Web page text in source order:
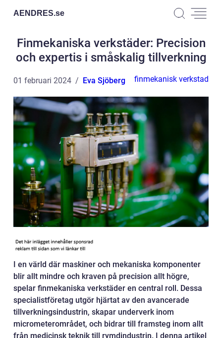
AENDRES.se
Finmekaniska verkstäder: Precision
och expertis i småskalig tillverkning
01 februari 2024 Eva Sjöberg finmekanisk verkstad
I en värld där maskiner och mekaniska komponenter
blir allt mindre och kraven på precision allt högre,
spelar finmekaniska verkstäder en central roll. Dessa
specialistföretag utgör hjärtat av den avancerade
tillverkningsindustrin, skapar underverk inom
micrometerområdet, och bidrar till framsteg inom allt
från medicinsk teknik till rymdindustrin. I denna artikel